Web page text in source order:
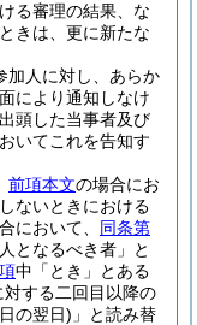
る審理の結果、な
きは、更に新たな
加人に対し、あらか
により通知しなけ
頭した当事者及び
いてこれを告知す
前項本文の場合にお
ないときにおける
において、 同条第
となるべき者」と
中「とき」とある
する二回目以降の
の翌日) 」と読み替